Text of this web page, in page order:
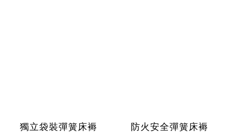
獨立袋裝彈簧床褥 防火安全彈簧床褥